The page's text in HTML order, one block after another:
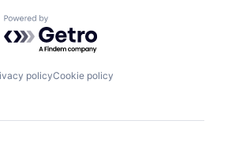
Powered by Getro.com
policyCookie policy